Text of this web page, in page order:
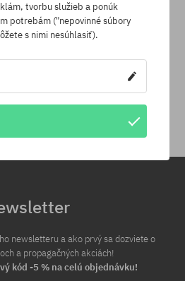
vrátenie tovaru
30 dní od dňa obdržania zásielky.
newsletteru a ako prvý sa dozviete o
a propagačných akciách!
kód -5 % na celú objednávku!
tvorbu služieb a ponúk
potrebám ("nepovinné súbory
s nimi nesúhlasiť).